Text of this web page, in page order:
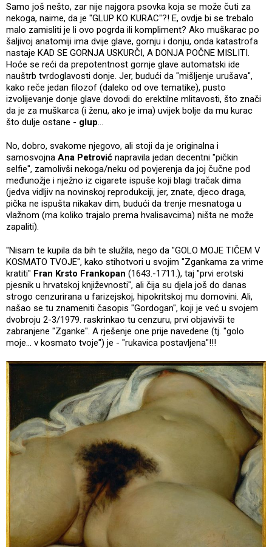
Samo još nešto, zar nije najgora psovka koja se može čuti za
nekoga, naime, da je "GLUP KO KURAC"?! E, ovdje bi se trebalo
malo zamisliti je li ovo pogrda ili kompliment? Ako muškarac po
šaljivoj anatomiji ima dvije glave, gornju i donju, onda katastrofa
nastaje KAD SE GORNJA USKURČI, A DONJA POČNE MISLITI.
Hoće se reći da prepotentnost gornje glave automatski ide
nauštrb tvrdoglavosti donje. Jer, budući da "mišljenje urušava",
kako reče jedan filozof (daleko od ove tematike), pusto
izvolijevanje donje glave dovodi do erektilne mlitavosti, što znači
da je za muškarca (i ženu, ako je ima) uvijek bolje da mu kurac
što dulje ostane - glup...
No, dobro, svakome njegovo, ali stoji da je originalna i
samosvojna Ana Petrović napravila jedan decentni "pičkin
selfie", zamolivši nekoga/neku od povjerenja da joj čučne pod
međunožje i nježno iz cigarete ispuše koji blagi tračak dima
(jedva vidljiv na novinskoj reprodukciji, jer, znate, djeco draga,
pička ne ispušta nikakav dim, budući da trenje mesnatoga u
vlažnom (ma koliko trajalo prema hvalisavcima) ništa ne može
zapaliti).
"Nisam te kupila da bih te služila, nego da "GOLO MOJE TIČEM V
KOSMATO TVOJE", kako stihotvori u svojim "Zgankama za vrime
kratiti" Fran Krsto Frankopan (1643.-1711.), taj "prvi erotski
pjesnik u hrvatskoj književnosti", ali čija su djela još do danas
strogo cenzurirana u farizejskoj, hipokritskoj mu domovini. Ali,
našao se tu znameniti časopis "Gordogan", koji je već u svojem
dvobroju 2-3/1979. raskrinkao tu cenzuru, prvi objavivši te
zabranjene "Zganke". A rješenje one prije navedene (tj. "golo
moje... v kosmato tvoje") je - "rukavica postavljena"!!!